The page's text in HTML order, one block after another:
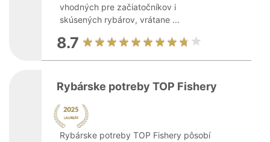
vhodných pre začiatočníkov i
skúsených rybárov, vrátane ...
8.7
Rybárske potreby TOP Fishery
Rybárske potreby TOP Fishery pôsobí